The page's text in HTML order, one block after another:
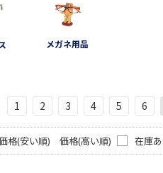
メガネ用品
1 2 3 4 5 6
格(安い順) 価格(高い順) 在庫